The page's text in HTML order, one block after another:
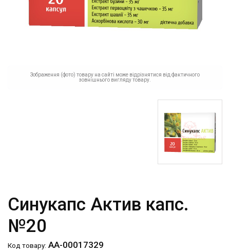
Зображення (фото) товару на сайті може відрізнятися від фактичного
зовнішнього вигляду товару.
Синукапс Актив капс.
№20
Код товару: АА-00017329